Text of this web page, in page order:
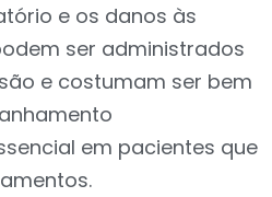
e os danos às
ser administrados
e costumam ser bem
em pacientes que